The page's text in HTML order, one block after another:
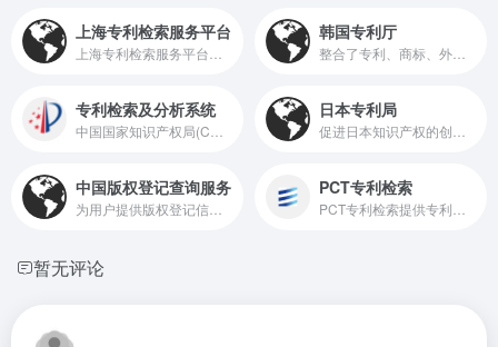
上海专利检索服务平台 韩国专利厅
专利检索及分析系统 日本专利局
中国版权登记查询服务 PCT专利检索
暂无评论